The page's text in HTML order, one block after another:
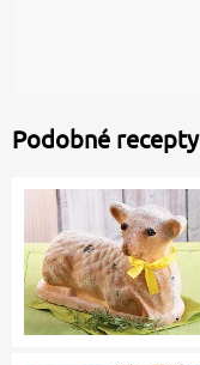
Podobné recepty